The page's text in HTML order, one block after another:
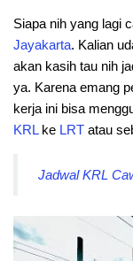
Siapa nih yang lagi
Jayakarta. Kalian
akan kasih tau nih
ya. Karena emang
kerja ini bisa
KRLke LRT atau
Jadwal KRL